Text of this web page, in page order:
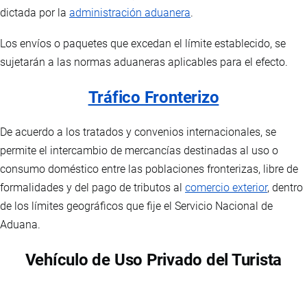
dictada por la administración aduanera.
Los envíos o paquetes que excedan el límite establecido, se
sujetarán a las normas aduaneras aplicables para el efecto.
Tráfico Fronterizo
De acuerdo a los tratados y convenios internacionales, se
permite el intercambio de mercancías destinadas al uso o
consumo doméstico entre las poblaciones fronterizas, libre de
formalidades y del pago de tributos al comercio exterior, dentro
de los límites geográficos que fije el Servicio Nacional de
Aduana.
Vehículo de Uso Privado del Turista